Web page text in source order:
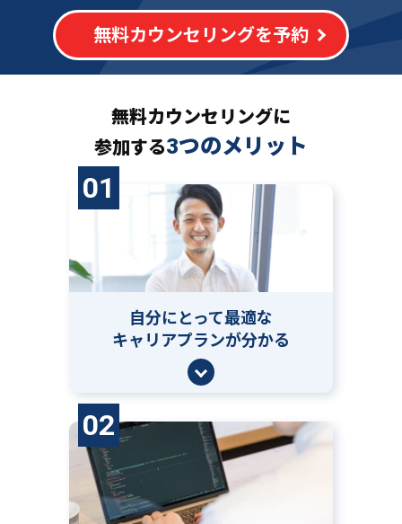
無料カウンセリングを予約
無料カウンセリングに
参加する3つのメリット
01
自分にとって最適な
キャリアプランが分かる
02